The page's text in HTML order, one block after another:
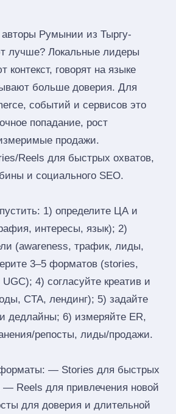
Румынии из Тыргу-
лучше? Локальные лидеры
контекст, говорят на языке
больше доверия. Для
событий и сервисов это
попадание, рост
продажи.
Reels для быстрых охватов,
и социального SEO.
1) определите ЦА и
интересы, язык); 2)
(awareness, трафик, лиды,
3–5 форматов (stories,
4) согласуйте креатив и
CTA, лендинг); 5) задайте
дедлайны; 6) измеряйте ER,
репосты, лиды/продажи.
— Stories для быстрых
— Reels для привлечения новой
для доверия и длительной